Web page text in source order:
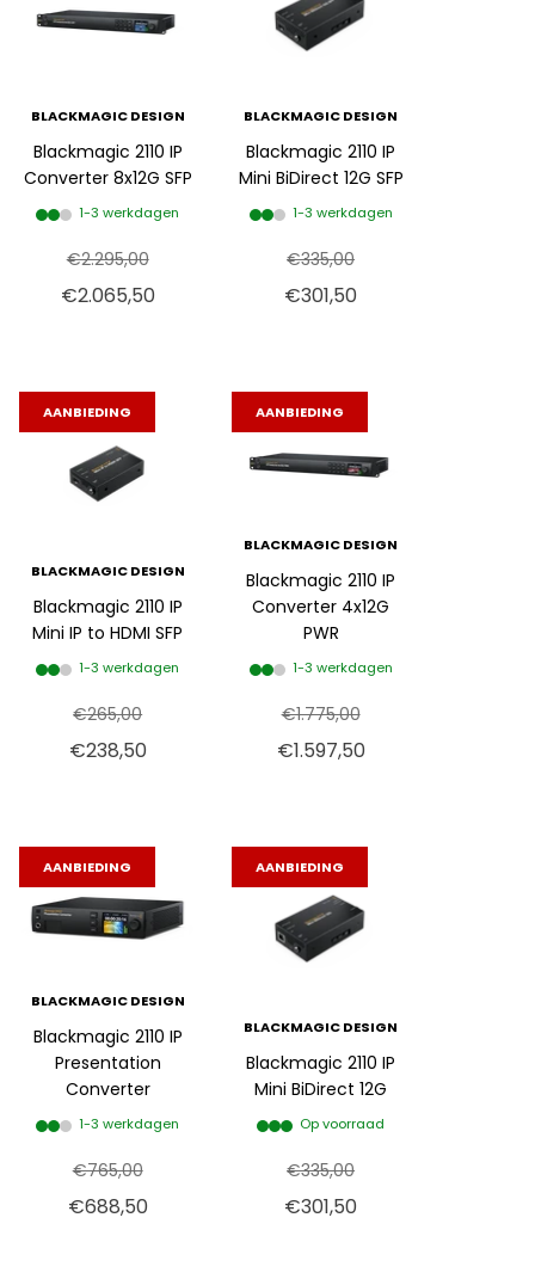
BLACKMAGIC DESIGN
Blackmagic 2110 IP
Converter 8x12G SFP
1-3 werkdagen
€2.295,00
€2.065,50
BLACKMAGIC DESIGN
Blackmagic 2110 IP
Mini BiDirect 12G SFP
1-3 werkdagen
€335,00
€301,50
BLACKMAGIC DESIGN
Blackmagic 2110 IP
Mini IP to HDMI SFP
1-3 werkdagen
€265,00
€238,50
AANBIEDING
BLACKMAGIC DESIGN
Blackmagic 2110 IP
Converter 4x12G
PWR
1-3 werkdagen
€1.775,00
€1.597,50
AANBIEDING
BLACKMAGIC DESIGN
Blackmagic 2110 IP
Presentation
Converter
1-3 werkdagen
€765,00
€688,50
AANBIEDING
BLACKMAGIC DESIGN
Blackmagic 2110 IP
Mini BiDirect 12G
Op voorraad
€335,00
€301,50
AANBIEDING